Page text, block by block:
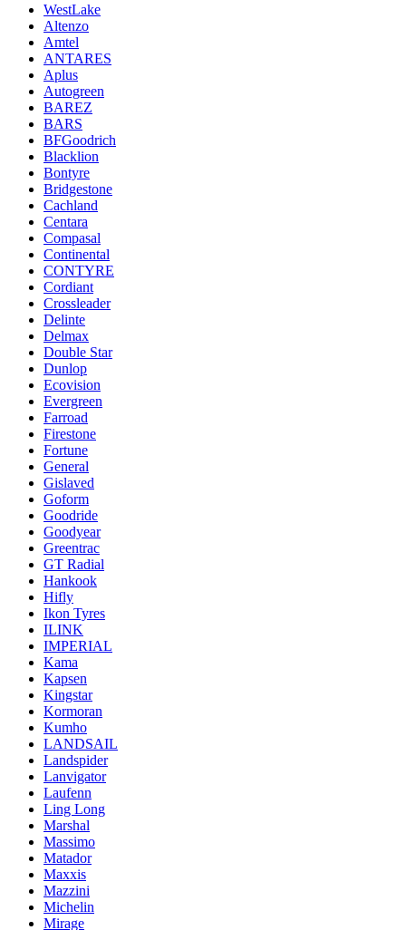
WestLake
Altenzo
Amtel
ANTARES
Aplus
Autogreen
BAREZ
BARS
BFGoodrich
Blacklion
Bontyre
Bridgestone
Cachland
Centara
Compasal
Continental
CONTYRE
Cordiant
Crossleader
Delinte
Delmax
Double Star
Dunlop
Ecovision
Evergreen
Farroad
Firestone
Fortune
General
Gislaved
Goform
Goodride
Goodyear
Greentrac
GT Radial
Hankook
Hifly
Ikon Tyres
ILINK
IMPERIAL
Kama
Kapsen
Kingstar
Kormoran
Kumho
LANDSAIL
Landspider
Lanvigator
Laufenn
Ling Long
Marshal
Massimo
Matador
Maxxis
Mazzini
Michelin
Mirage